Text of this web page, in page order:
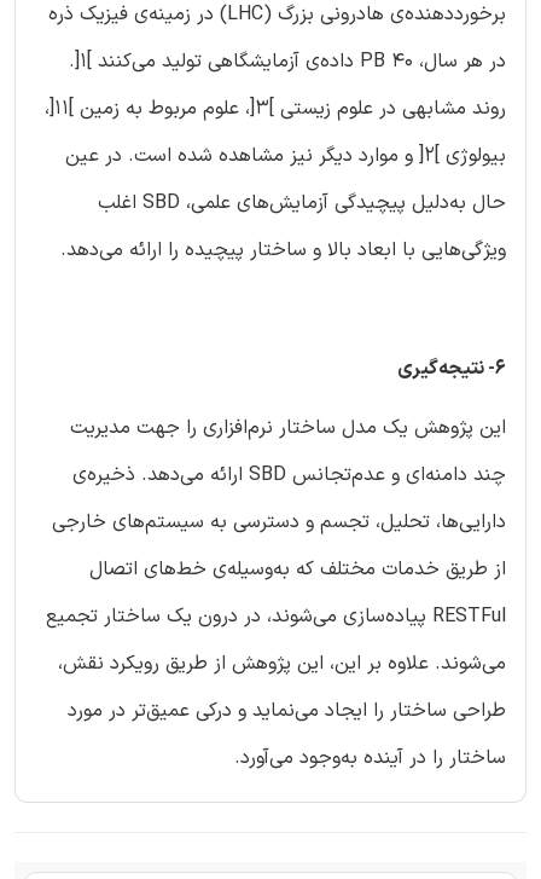
برخورددهنده‌ی هادرونی بزرگ (LHC) در زمینه‌ی فیزیک ذره
در هر سال، 40 PB داده‌ی آزمایشگاهی تولید می‌کنند ]1[.
روند مشابهی در علوم زیستی ]3[، علوم مربوط به زمین ]11[،
بیولوژی ]2[ و موارد دیگر نیز مشاهده شده است. در عین
حال به‌دلیل پیچیدگی آزمایش‌های علمی، SBD اغلب
ویژگی‌هایی با ابعاد بالا و ساختار پیچیده را ارائه می‌دهد.
6- نتیجه‌گیری
این پژوهش یک مدل ساختار نرم‌افزاری را جهت مدیریت
چند دامنه‌ای و عدم‌تجانس SBD ارائه می‌دهد. ذخیره‌ی
دارایی‌ها، تحلیل، تجسم و دسترسی به سیستم‌های خارجی
از طریق خدمات مختلف که به‌وسیله‌ی خط‌های اتصال
RESTFul پیاده‌سازی می‌شوند، در درون یک ساختار تجمیع
می‌شوند. علاوه بر این، این پژوهش از طریق رویکرد نقش،
طراحی ساختار را ایجاد می‌نماید و درکی عمیق‌تر در مورد
ساختار را در آینده به‌وجود می‌آورد.